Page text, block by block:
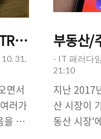
- 콜렉션
31.
면서
러가
을 갖
부동산/
- IT 패러다
21:10
지난 2017
산 시장이
동산 시장'